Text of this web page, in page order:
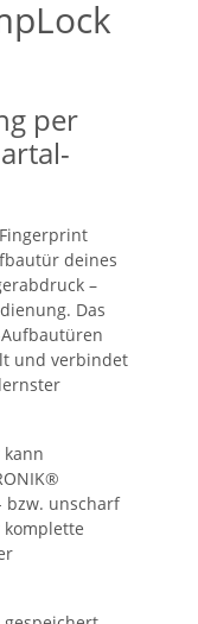
per
deines
–
Das
und verbindet
bzw. unscharf